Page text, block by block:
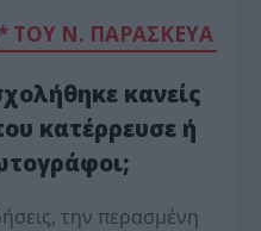
ΤΟΥ Ν. ΠΑΡΑΣΚΕΥΑ
κανείς
κατέρρευσε ή
την περασμένη